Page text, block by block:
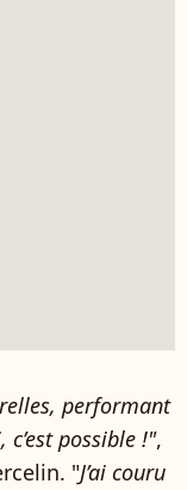
performant
possible !",
"J’ai couru